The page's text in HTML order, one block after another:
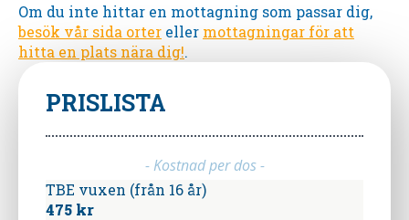
Om du inte hittar en mottagning som passar dig,
besök vår sida orter eller mottagningar för att
hitta en plats nära dig!.
PRISLISTA
- Kostnad per dos -
TBE vuxen (från 16 år)
475 kr